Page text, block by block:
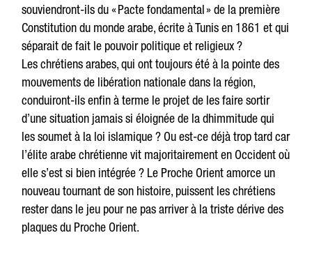
souviendront-ils du « Pacte fondamental » de la première
Constitution du monde arabe, écrite à Tunis en 1861 et qui
séparait de fait le pouvoir politique et religieux ?
Les chrétiens arabes, qui ont toujours été à la pointe des
mouvements de libération nationale dans la région,
conduiront-ils enfin à terme le projet de les faire sortir
d’une situation jamais si éloignée de la dhimmitude qui
les soumet à la loi islamique ? Ou est-ce déjà trop tard car
l’élite arabe chrétienne vit majoritairement en Occident où
elle s’est si bien intégrée ? Le Proche Orient amorce un
nouveau tournant de son histoire, puissent les chrétiens
rester dans le jeu pour ne pas arriver à la triste dérive des
plaques du Proche Orient.